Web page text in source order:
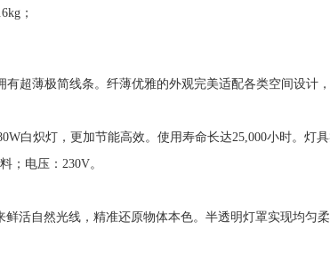
；
有超薄极简线条。纤薄优雅的外观完美适配各类空间设计
白炽灯，更加节能高效。使用寿命长达25,000小时。灯
；电压：230V。
鲜活自然光线，精准还原物体本色。半透明灯罩实现均匀